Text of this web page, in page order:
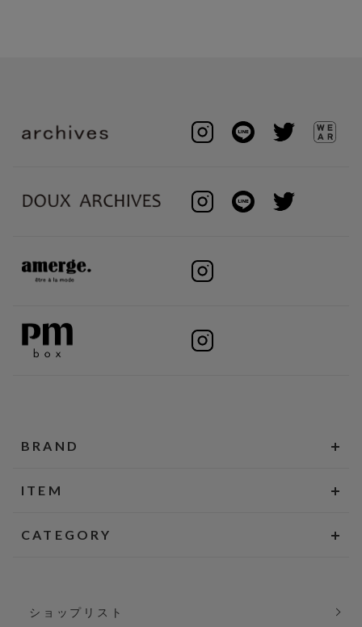
BRAND
ITEM
CATEGORY
ショップリスト